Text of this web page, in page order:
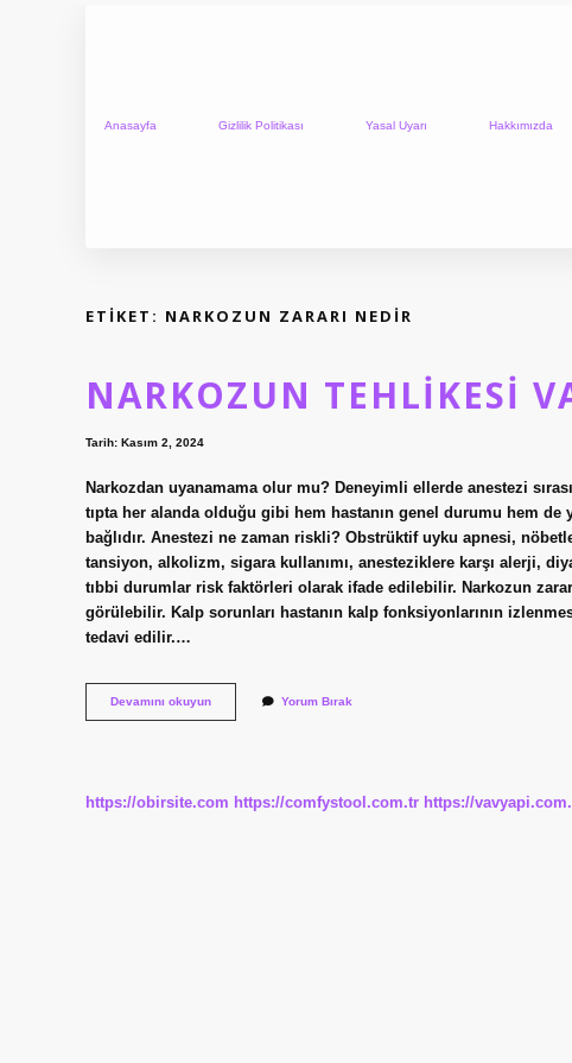
Anasayfa Gizlilik Politikası Yasal Uyarı Hakkımızda
ETIKET: NARKOZUN ZARARI NEDIR
NARKOZUN TEHLIKESI
Tarih: Kasım 2, 2024
Narkozdan uyanamama olur mu? Deneyimli ellerde anestezi
tıpta her alanda olduğu gibi hem hastanın genel durumu hem de
bağlıdır. Anestezi ne zaman riskli? Obstrüktif uyku apnesi,
tansiyon, alkolizm, sigara kullanımı, anesteziklere karşı alerji,
tıbbi durumlar risk faktörleri olarak ifade edilebilir. Narkozun
görülebilir. Kalp sorunları hastanın kalp fonksiyonlarının
tedavi edilir.…
Devamını okuyunNarkozun
Tehlikesi
Yorum Bırak
https://obirsite.com https://comfystool.com.tr https://